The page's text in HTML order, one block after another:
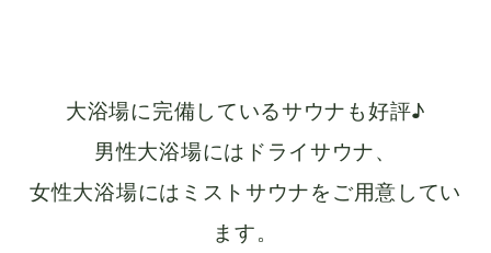
大浴場に完備しているサウナも好評♪
男性大浴場にはドライサウナ、
女性大浴場にはミストサウナをご用意してい
ます。